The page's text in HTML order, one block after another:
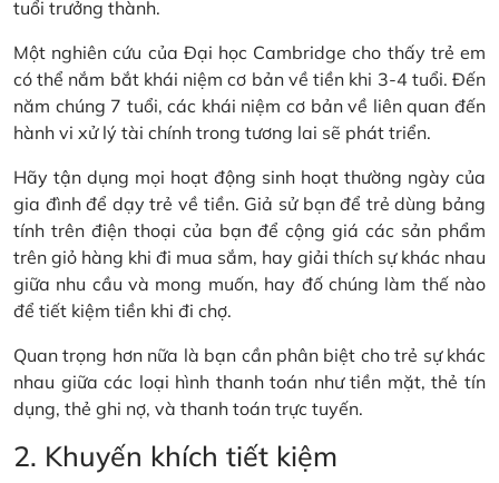
tuổi trưởng thành.
Một nghiên cứu của Đại học Cambridge cho thấy trẻ em
có thể nắm bắt khái niệm cơ bản về tiền khi 3-4 tuổi. Đến
năm chúng 7 tuổi, các khái niệm cơ bản về liên quan đến
hành vi xử lý tài chính trong tương lai sẽ phát triển.
Hãy tận dụng mọi hoạt động sinh hoạt thường ngày của
gia đình để dạy trẻ về tiền. Giả sử bạn để trẻ dùng bảng
tính trên điện thoại của bạn để cộng giá các sản phẩm
trên giỏ hàng khi đi mua sắm, hay giải thích sự khác nhau
giữa nhu cầu và mong muốn, hay đố chúng làm thế nào
để tiết kiệm tiền khi đi chợ.
Quan trọng hơn nữa là bạn cần phân biệt cho trẻ sự khác
nhau giữa các loại hình thanh toán như tiền mặt, thẻ tín
dụng, thẻ ghi nợ, và thanh toán trực tuyến.
2. Khuyến khích tiết kiệm